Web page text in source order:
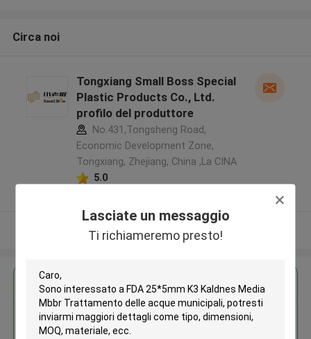
Lasciate un messaggio
Ti richiameremo presto!
Circa noi
Tongxiang Small Boss Special
Plastic Products Co., Ltd.
profilo del produttore
No.431,Tongsheng Road,
Economic Development Zone,
Tongxiang, Zhejiang, China ,La CINA
5.0
Osservi più
Ottieni il miglior prezzo per
FDA 25*5mm K3 Kaldnes Media